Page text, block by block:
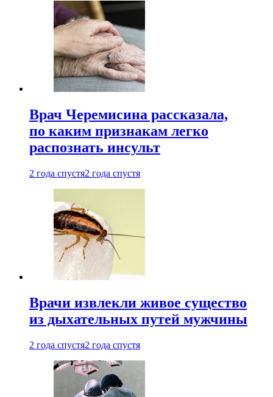
Врач Черемисина рассказала,
по каким признакам легко
распознать инсульт
2 года спустя2 года спустя
Врачи извлекли живое существо
из дыхательных путей мужчины
2 года спустя2 года спустя